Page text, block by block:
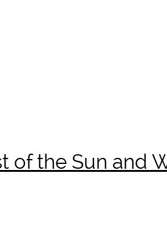
of the Sun and